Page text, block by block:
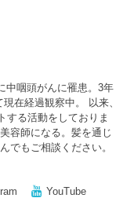
中咽頭がんに罹患。3年
在経過観察中。 以来、
する活動をしておりま
容師になる。髪を通じ
でもご相談ください。
YouTube